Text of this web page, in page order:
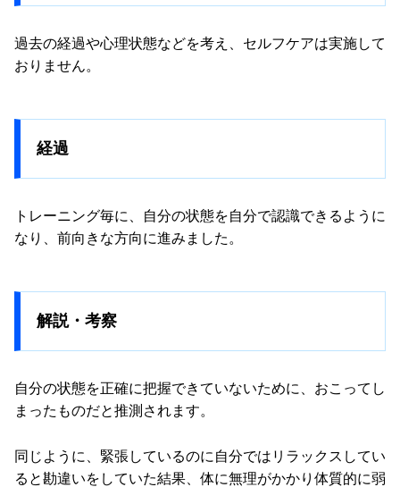
過去の経過や心理状態などを考え、セルフケアは実施して
おりません。
経過
トレーニング毎に、自分の状態を自分で認識できるように
なり、前向きな方向に進みました。
解説・考察
自分の状態を正確に把握できていないために、おこってし
まったものだと推測されます。
同じように、緊張しているのに自分ではリラックスしてい
ると勘違いをしていた結果、体に無理がかかり体質的に弱